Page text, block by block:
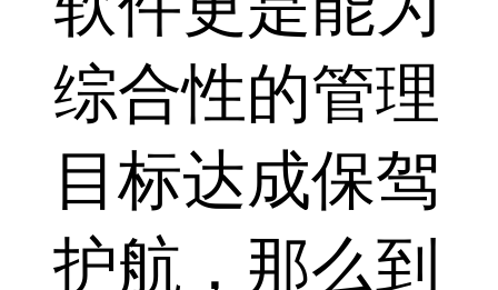
综合性的管理
目标达成保驾
护航，那么到